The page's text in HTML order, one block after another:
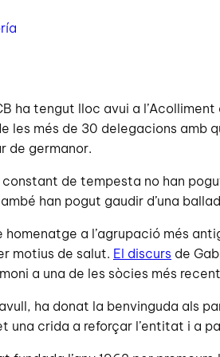
ha tengut lloc avui a
les més de 30 delegacions amb
de germanor.
de tempesta no han
han pogut gaudir d’una
a l’agrupació més
motius de salut. El discurs de
a una de les sòcies més
ha donat la benvinguda als
una crida a reforçar l’entitat i